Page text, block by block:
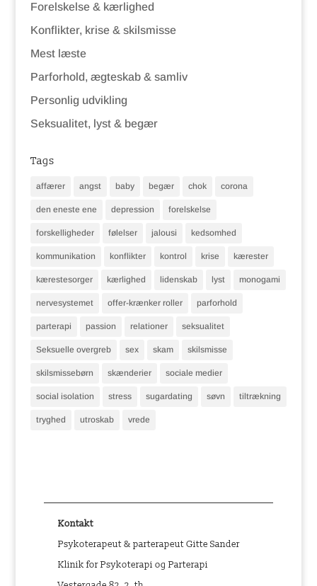
Forelskelse & kærlighed
Konflikter, krise & skilsmisse
Mest læste
Parforhold, ægteskab & samliv
Personlig udvikling
Seksualitet, lyst & begær
Tags
affærer angst baby begær chok corona
den eneste ene depression forelskelse
forskelligheder følelser jalousi kedsomhed
kommunikation konflikter kontrol krise kærester
kærestesorger kærlighed lidenskab lyst monogami
nervesystemet offer-krænker roller parforhold
parterapi passion relationer seksualitet
Seksuelle overgreb sex skam skilsmisse
skilsmissebørn skænderier sociale medier
social isolation stress sugardating søvn tiltrækning
tryghed utroskab vrede
Kontakt
Psykoterapeut & parterapeut Gitte Sander
Klinik for Psykoterapi og Parterapi